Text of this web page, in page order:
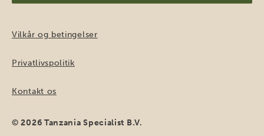
Vilkår og betingelser
Privatlivspolitik
Kontakt os
© 2026 Tanzania Specialist B.V.